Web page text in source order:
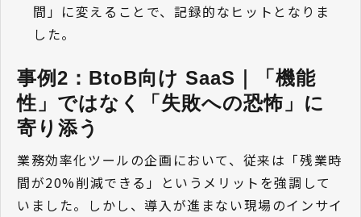
間」に変えることで、記録的なヒットとなりま
した。
事例2：BtoB向け SaaS｜「機能
性」ではなく「失敗への恐怖」に
寄り添う
業務効率化ツールの企画において、従来は「残業時
間が20%削減できる」というメリットを強調して
いました。しかし、導入が進まない現場のインサイ